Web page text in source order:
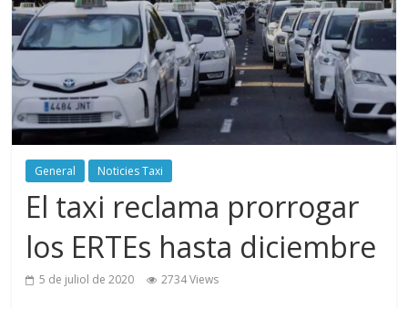
General Noticies Taxi
El taxi reclama prorrogar
los ERTEs hasta diciembre
5 de juliol de 2020 2734 Views